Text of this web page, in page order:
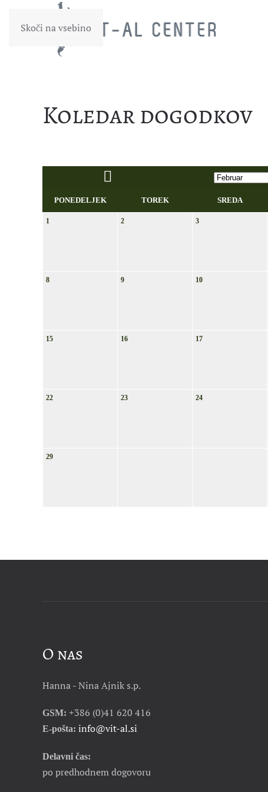
Skoči na vsebino
Koledar dogodkov
PONEDELJEK TOREK SREDA
1 2 3
8 9 10
15 16 17
22 23 24
29
O nas
Hanna - Nina Ajnik s.p.
GSM: +386 (0)41 620 416
E-pošta: info@vit-al.si
Delavni čas:
po predhodnem dogovoru